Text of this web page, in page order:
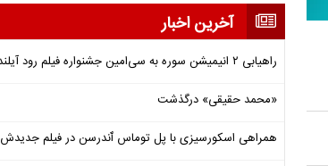
آخرین اخبار
راهیابی ۲ انیمیشن سوره به سی‌امین جشنواره فیلم رود آیلند
«محمد حقیقی» درگذشت
همراهی اسکورسیزی با پل توماس ٱندرسن در فیلم جدیدش